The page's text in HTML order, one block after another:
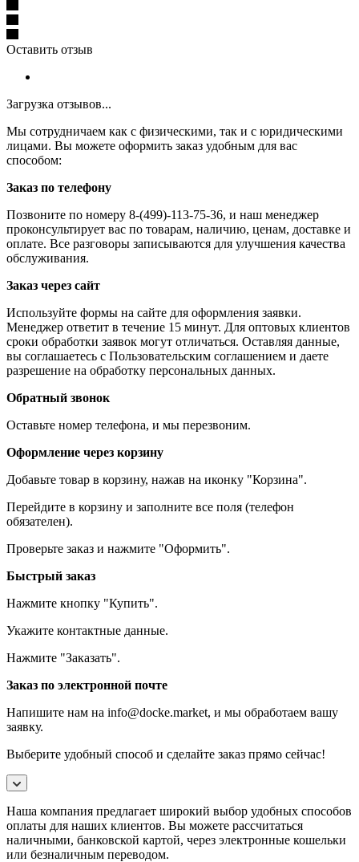
Оставить отзыв
Загрузка отзывов...
Мы сотрудничаем как с физическими, так и с юридическими
лицами. Вы можете оформить заказ удобным для вас
способом:
Заказ по телефону
Позвоните по номеру 8-(499)-113-75-36, и наш менеджер
проконсультирует вас по товарам, наличию, ценам, доставке и
оплате. Все разговоры записываются для улучшения качества
обслуживания.
Заказ через сайт
Используйте формы на сайте для оформления заявки.
Менеджер ответит в течение 15 минут. Для оптовых клиентов
сроки обработки заявок могут отличаться. Оставляя данные,
вы соглашаетесь с Пользовательским соглашением и даете
разрешение на обработку персональных данных.
Обратный звонок
Оставьте номер телефона, и мы перезвоним.
Оформление через корзину
Добавьте товар в корзину, нажав на иконку "Корзина".
Перейдите в корзину и заполните все поля (телефон
обязателен).
Проверьте заказ и нажмите "Оформить".
Быстрый заказ
Нажмите кнопку "Купить".
Укажите контактные данные.
Нажмите "Заказать".
Заказ по электронной почте
Напишите нам на info@docke.market, и мы обработаем вашу
заявку.
Выберите удобный способ и сделайте заказ прямо сейчас!
Наша компания предлагает широкий выбор удобных способов
оплаты для наших клиентов. Вы можете рассчитаться
наличными, банковской картой, через электронные кошельки
или безналичным переводом.